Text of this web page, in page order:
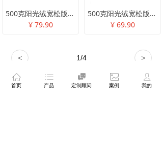
500克阳光绒宽松版连帽卫衣
¥ 79.90
500克阳光绒宽松版圆领卫衣
¥ 69.90
< >
1/4
我们的产品有什么优势
ꀇ
首页
ꂇ
产品

定制顾问
ꂈ
案例
ꄑ
我的